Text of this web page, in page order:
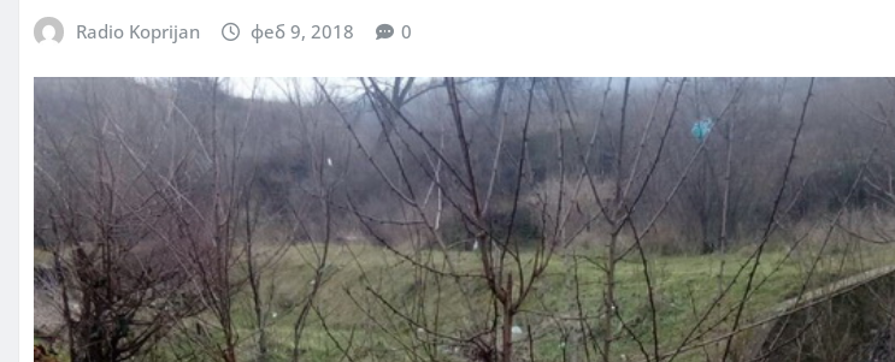
Radio Koprijan феб 9, 2018 0